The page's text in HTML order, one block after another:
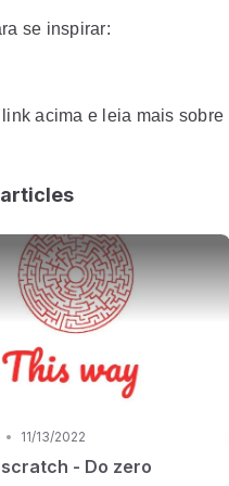
se inspirar:
acima e leia mais sobre
• 11/13/2022
- Do zero